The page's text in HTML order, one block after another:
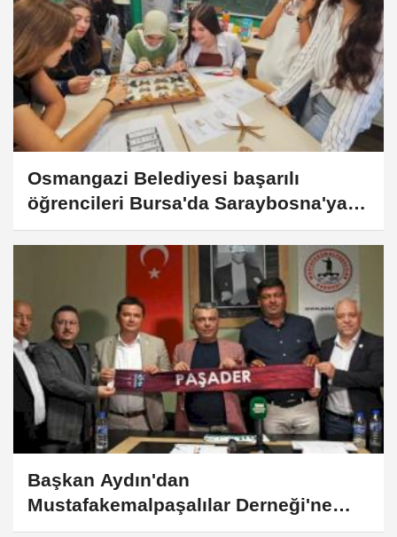
Osmangazi Belediyesi başarılı
öğrencileri Bursa'da Saraybosna'ya
götürdü
Başkan Aydın'dan
Mustafakemalpaşalılar Derneği'ne
ziyaret